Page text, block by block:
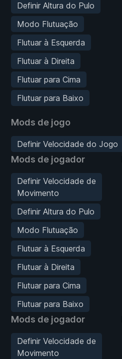
Definir Altura do Pulo
Modo Flutuação
Flutuar à Esquerda
Flutuar à Direita
Flutuar para Cima
Flutuar para Baixo
Mods de jogo
Definir Velocidade do Jogo
Mods de jogador
Definir Velocidade de
Movimento
Definir Altura do Pulo
Modo Flutuação
Flutuar à Esquerda
Flutuar à Direita
Flutuar para Cima
Flutuar para Baixo
Mods de jogador
Definir Velocidade de
Movimento